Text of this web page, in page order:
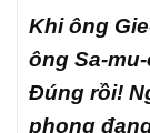
Khi ông
ông Sa-
Đúng rồi!
phong